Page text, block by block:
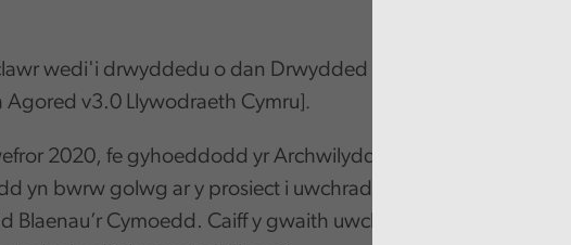
wedi'i drwyddedu o dan Drwydded Wybodaeth
Agored v3.0 Llywodraeth Cymru ].
2020, fe gyhoeddodd yr Archwilydd Cyffredinol adroddiad
yn bwrw golwg ar y prosiect i uwchraddio wyth cilometr o’r
Blaenau’r Cymoedd. Caiff y gwaith uwchraddio rhwng Gilwern